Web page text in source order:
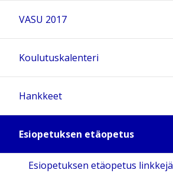
VASU 2017
Koulutuskalenteri
Hankkeet
Esiopetuksen etäopetus
Esiopetuksen etäopetus linkkejä